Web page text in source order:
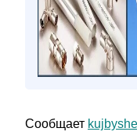
Сообщает